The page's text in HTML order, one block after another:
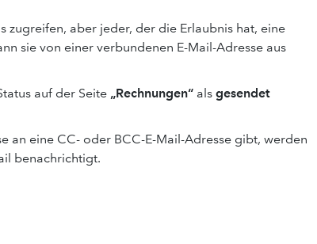
zugreifen, aber jeder, der die Erlaubnis hat, eine
sie von einer verbundenen E-Mail-Adresse aus
auf der Seite „Rechnungen“ als gesendet
an eine CC- oder BCC-E-Mail-Adresse gibt, werden
benachrichtigt.